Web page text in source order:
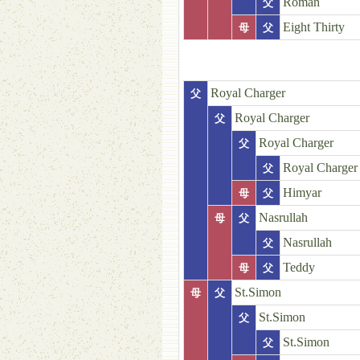
父
母 父 Eight Thirty
父 Royal Charger
父 Royal Charger
父 Royal Charger
父 Royal Charger
母 父 Himyar
母 父 Nasrullah
父 Nasrullah
母 父 Teddy
母 父 St.Simon
父 St.Simon
父
St.Simon